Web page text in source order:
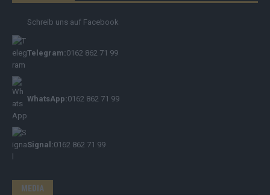
Schreib uns auf Facebook
Telegram:0162 862 71 99
WhatsApp:0162 862 71 99
Signal:0162 862 71 99
MEDIA